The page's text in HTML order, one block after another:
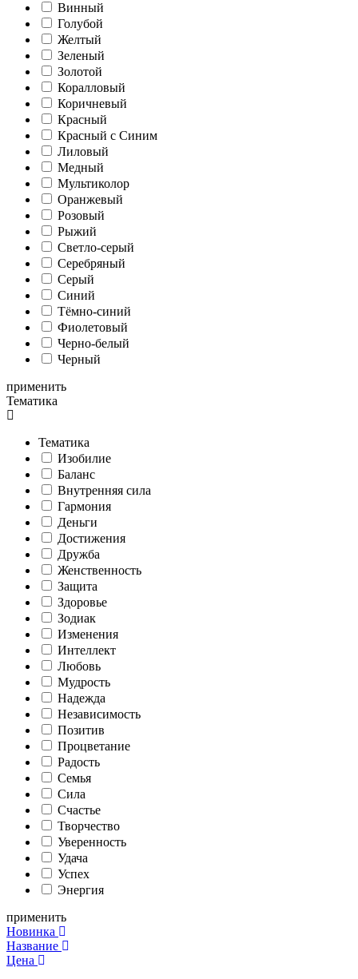
Винный
Голубой
Желтый
Зеленый
Золотой
Коралловый
Коричневый
Красный
Красный с Синим
Лиловый
Медный
Мультиколор
Оранжевый
Розовый
Рыжий
Светло-серый
Серебряный
Серый
Синий
Тёмно-синий
Фиолетовый
Черно-белый
Черный
применить
Тематика
Тематика
Изобилие
Баланс
Внутренняя сила
Гармония
Деньги
Достижения
Дружба
Женственность
Защита
Здоровье
Зодиак
Изменения
Интеллект
Любовь
Мудрость
Надежда
Независимость
Позитив
Процветание
Радость
Семья
Сила
Счастье
Творчество
Уверенность
Удача
Успех
Энергия
применить
Новинка
Название
Цена